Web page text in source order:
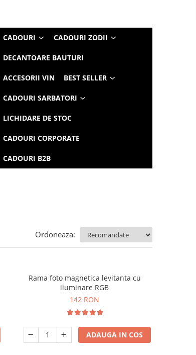
CADOURI CADOURI ZODII
DECANTOARE BAUTURI
ACCESORII VIN BEST SELLER
CADOURI SARBATORI
LICHIDARE DE STOC
CADOURI CORPORATE
CADOURI B2B
Ordoneaza:
Rama foto magnetica levitanta cu
iluminare RGB
142 RON
ADAUGA IN COS